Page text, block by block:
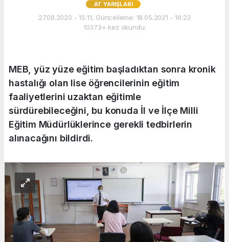
AT YARIŞLARI
27.08.2020 - 15:11, Güncelleme: 18.05.2021 - 16:23
10373+ kez okundu.
MEB, yüz yüze eğitim başladıktan sonra kronik
hastalığı olan lise öğrencilerinin eğitim
faaliyetlerini uzaktan eğitimle
sürdürebileceğini, bu konuda İl ve İlçe Milli
Eğitim Müdürlüklerince gerekli tedbirlerin
alınacağını bildirdi.